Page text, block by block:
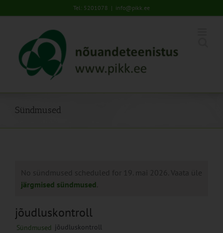
to
Tel: 5201078 | info@pikk.ee
Sündmused
No sündmused scheduled for 19. mai 2026. Vaata üle
järgmised sündmused
jõudluskontroll
Sündmused jõudluskontroll